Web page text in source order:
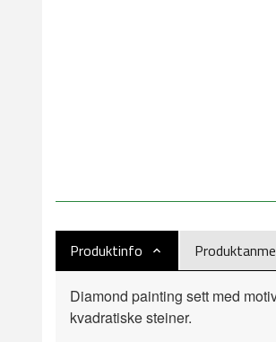
Produktinfo
Diamond painting sett med
kvadratiske steiner.